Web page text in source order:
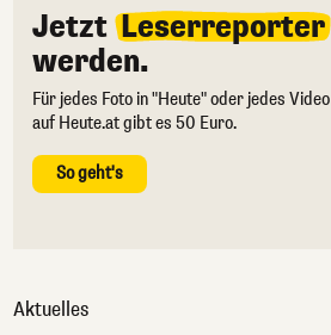
Jetzt Leserreporter
werden.
Für jedes Foto in "Heute" oder jedes Video
auf Heute.at gibt es 50 Euro.
So geht's
Aktuelles